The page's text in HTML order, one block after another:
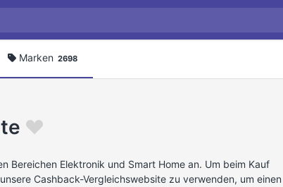
Marken 2698
Bereichen Elektronik und Smart Home an. Um beim Kauf
Cashback-Vergleichswebsite zu verwenden, um einen